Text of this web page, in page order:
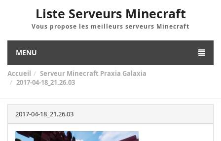
Liste Serveurs Minecraft
Vous propose les meilleurs serveurs Minecraft
MENU
Accueil
Serveur Minecraft Praxia Galaxia
2017-04-18_21.26.03
2017-04-18_21.26.03